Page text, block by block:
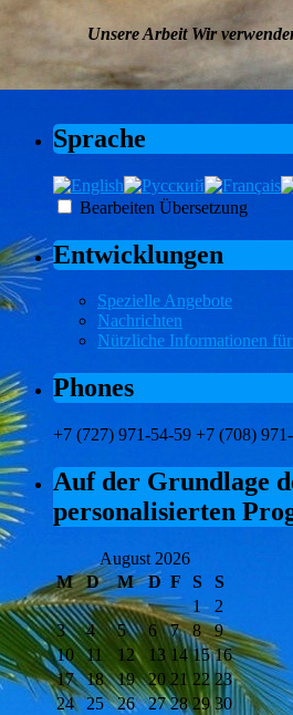
Unsere Arbeit Wir
Sprache
Bearbeiten Übersetzung
Entwicklungen
Spezielle Angebote
Nachrichten
Nützliche Informationen
Phones
+7 (727) 971-54-59 +7 (708)
Auf der Grundlage
personalisierten
August 2026
M
D M D F S S
1
2
3
4 5 6 7 8
9
10
11 12 13 14 15 16
17
18 19 20 21 22 23
24
25 26 27 28 29 30